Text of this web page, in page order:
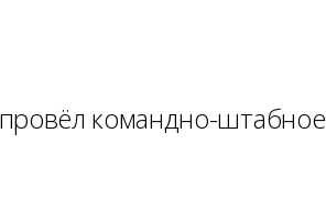
командно-штабное